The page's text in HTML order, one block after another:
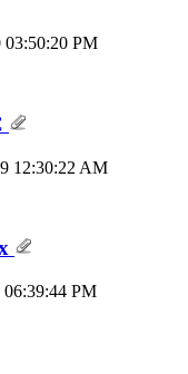
03:50:20 PM
12:30:22 AM
06:39:44 PM